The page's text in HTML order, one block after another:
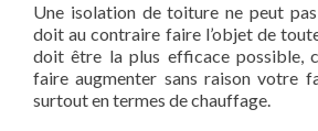
Une isolation de toiture ne peut
doit au contraire faire l’objet de
doit être la plus efficace possible,
faire augmenter sans raison votre
surtout en termes de chauffage.